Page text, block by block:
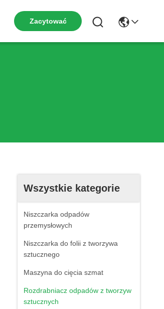
Zacytować
Wszystkie kategorie
Niszczarka odpadów
przemysłowych
Niszczarka do folii z tworzywa
sztucznego
Maszyna do cięcia szmat
Rozdrabniacz odpadów z tworzyw
sztucznych